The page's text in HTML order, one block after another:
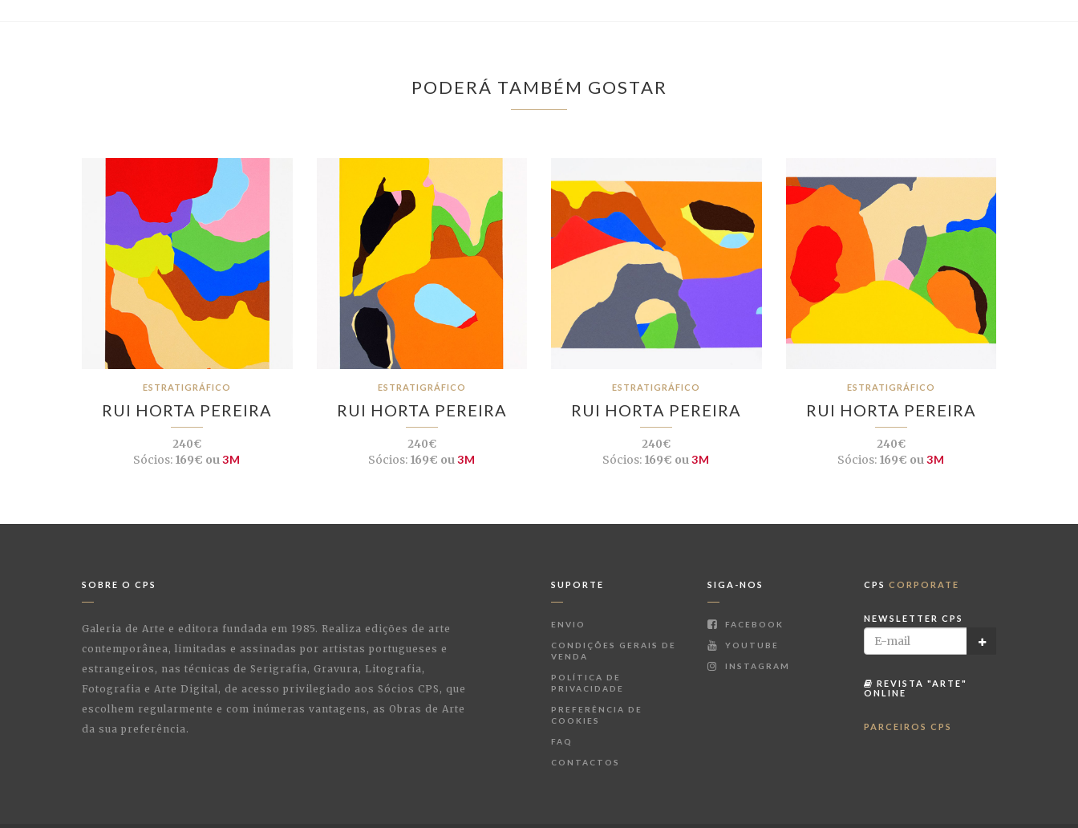
PODERÁ TAMBÉM GOSTAR
ESTRATIGRÁFICO
RUI HORTA PEREIRA
240€
Sócios: 169€ ou3M
ESTRATIGRÁFICO
RUI HORTA PEREIRA
240€
Sócios:169€ ou3M
ESTRATIGRÁFICO
RUI HORTA PEREIRA
240€
Sócios: 169€ ou3M
ESTRATIGRÁFICO
RUI HORTA PEREIRA
240€
Sócios:169€ ou3M
SOBRE O CPS
Galeria de Arte e editora fundada em 1985. Realiza edições de arte
contemporânea, limitadas e assinadas por artistas portugueses e
estrangeiros, nas técnicas de Serigrafia, Gravura, Litografia,
Fotografia e Arte Digital, de acesso privilegiado aos Sócios CPS, que
escolhem regularmente e com inúmeras vantagens, as Obras de Arte
da sua preferência.
SUPORTE
ENVIO
CONDIÇÕES GERAIS DE
VENDA
POLÍTICA DE
PRIVACIDADE
PREFERÊNCIA DE
COOKIES
FAQ
CONTACTOS
SIGA-NOS
FACEBOOK
YOUTUBE
INSTAGRAM
CPS CORPORATE
NEWSLETTER CPS
REVISTA "ARTE"
ONLINE
PARCEIROS CPS